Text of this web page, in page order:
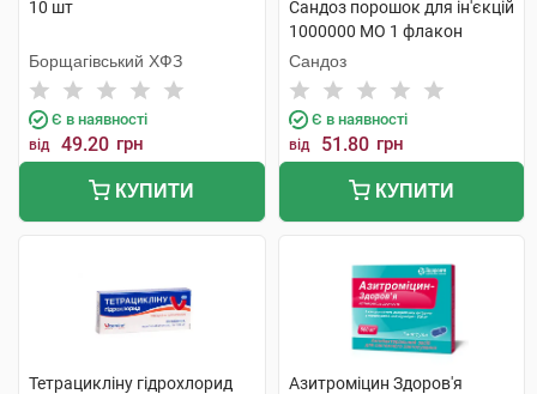
10 шт
Борщагівський ХФЗ
Є в наявності
від 49.20 грн
КУПИТИ
Сандоз порошок для ін'єкцій
1000000 МО 1 флакон
Сандоз
Є в наявності
від 51.80 грн
КУПИТИ
Тетрацикліну гідрохлорид
Азитроміцин Здоров'я